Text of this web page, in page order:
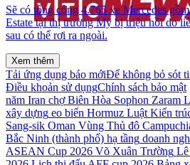
Sẽ có tổng cộng 4.765 xe Mercedes
Estate tại thị trường Mỹ bị triệu hồi do
sau có thể rơi ra ngoài.
Xem thêm
Tải ứng dụng báo mớiĐể không bỏ sót
Điều khoản sử dụngChính sách bảo mật
năm Iran chợ Biên Hòa Sophon Zaram
xây dựng eo biển Hormuz Luật Kiến
Sang-sik Oman Vùng Thủ đô
Bắc Ninh (thành phố) hạ tầng doanh
ASEAN Cup 2026 Võ Xuân Trường